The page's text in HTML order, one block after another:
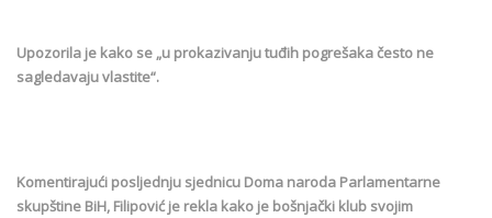
Upozorila je kako se „u prokazivanju tuđih pogrešaka često ne
sagledavaju vlastite“.
Komentirajući posljednju sjednicu Doma naroda Parlamentarne
skupštine BiH, Filipović je rekla kako je bošnjački klub svojim